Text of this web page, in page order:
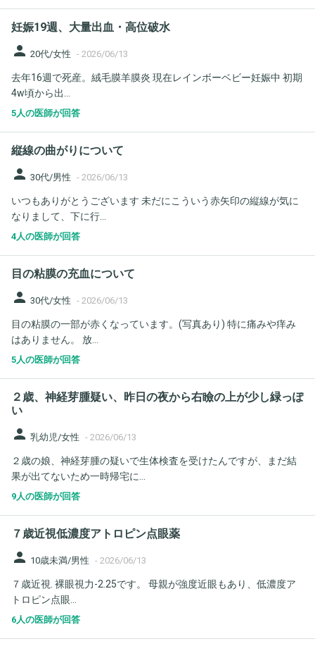
妊娠19週、大量出血・高位破水
person 20代/女性 - 2026/06/13
去年16週で死産。絨毛膜羊膜炎 現在レインボーベビー妊娠中 初期
4w頃から出...
5人の医師が回答
縦線の曲がりについて
person 30代/男性 - 2026/06/13
いつもありがとうございます 未だにこういう赤矢印の縦線が気に
なりまして、下に行...
4人の医師が回答
目の粘膜の充血について
person 30代/女性 - 2026/06/13
目の粘膜の一部が赤くなっています。(写真あり) 特に痛みや痒み
はありません。 放...
5人の医師が回答
２歳、神経芽腫疑い、昨日の夜から右瞼の上が少し緑っぽ
い
person 乳幼児/女性 - 2026/06/13
２歳の娘、神経芽腫の疑いで生体検査を受けたんですが、まだ結
果が出てないため一時帰宅に...
9人の医師が回答
７歳近視低濃度アトロピン点眼薬
person 10歳未満/男性 - 2026/06/13
７歳近視. 裸眼視力-2.25です。 母親が強度近眼もあり、低濃度ア
トロピン点眼...
6人の医師が回答